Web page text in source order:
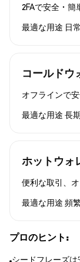
2FAで安全・簡
最適な用途 日
コールドウ
オフラインで
最適な用途 長
ホットウォ
便利な取引、オ
最適な用途 頻
プロのヒント:
シードフレーズは